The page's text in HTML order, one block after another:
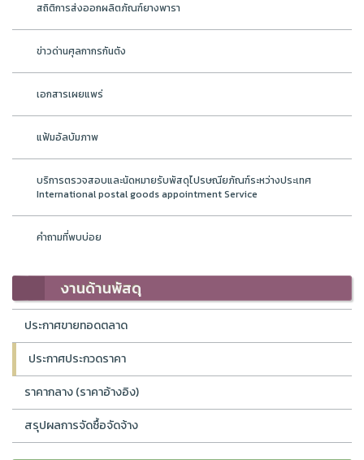
สถิติการส่งออกผลิตภัณฑ์ยางพารา
ข่าวด่านศุลกากรกันตัง
เอกสารเผยแพร่
แฟ้มอัลบัมภาพ
บริการตรวจสอบและนัดหมายรับพัสดุไปรษณียภัณฑ์ระหว่างประเทศ
International postal goods appointment Service
คำถามที่พบบ่อย
งานด้านพัสดุ
ประกาศขายทอดตลาด
ประกาศประกวดราคา
ราคากลาง (ราคาอ้างอิง)
สรุปผลการจัดซื้อจัดจ้าง